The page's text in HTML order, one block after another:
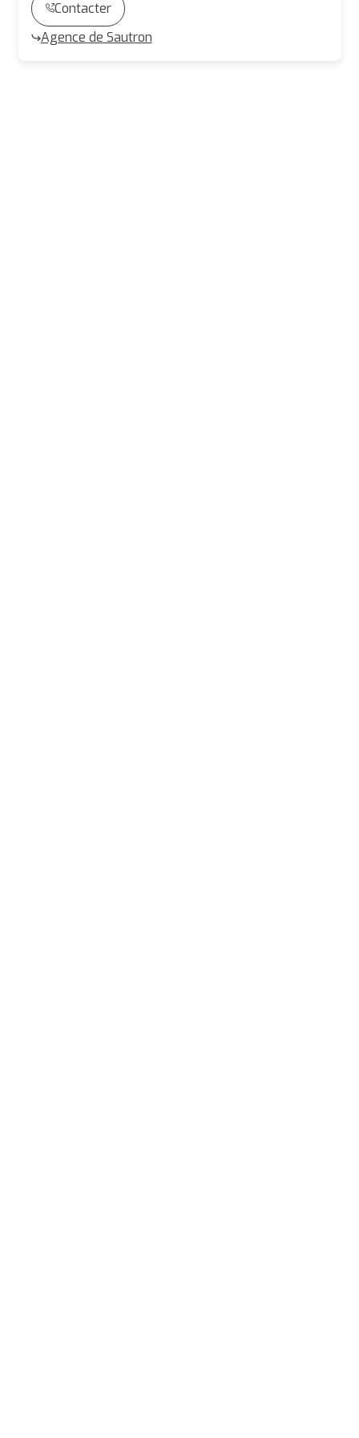
Contacter
Agence de Sautron